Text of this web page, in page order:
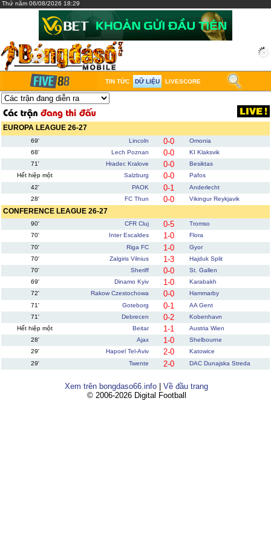
Thứ năm 06/08/2026 18:29
TIN TỨC DỮ LIỆU LIVESCORE
EUROPA LEAGUE 26-27
69' Lincoln 0-0
Omonia
68'
Lech Poznan 0-0
KI Klaksvik
71'
Hradec Kralove 0-0
Besiktas
Hết hiệp một
Salzburg 0-0
Pafos
42'
PAOK 0-1
Anderlecht
28'
FC Thun 0-0 Vikingur Reykjavik
CONFERENCE LEAGUE 26-27
90' CFR Cluj 0-5
Tromso
70'
Inter Escaldes 1-0
Flora
70'
Riga FC 1-0
Gyor
70'
Zalgiris Vilnius 1-3
Hajduk Split
70'
Sheriff 0-0
St. Gallen
69'
Dinamo Kyiv 1-0
Karabakh
72'
Rakow Czestochowa 0-0
Hammarby
71'
Goteborg 0-1
AA Gent
71'
Debrecen 0-2
Kobenhavn
Hết hiệp một
Beitar 1-1
Austria Wien
28'
Ajax 1-0
Shelbourne
29'
Hapoel Tel-Aviv 2-0
Katowice
29'
Twente 2-0 DAC Dunajska Streda
Xem trên bongdaso66.info | Về đầu trang
© 2006-2026 Digital Football